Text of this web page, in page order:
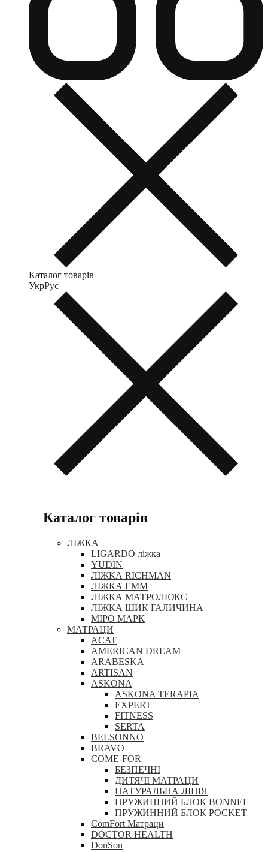
Каталог товарів
УкрРус
Каталог товарів
ЛІЖКА
LIGARDO ліжка
YUDIN
ЛІЖКА RICHMAN
ЛІЖКА ЕММ
ЛІЖКА МАТРОЛЮКС
ЛІЖКА ШИК ГАЛИЧИНА
МІРО МАРК
МАТРАЦИ
ACAT
AMERICAN DREAM
ARABESKA
ARTISAN
ASKONA
ASKONA TERAPIA
EXPERT
FITNESS
SERTA
BELSONNO
BRAVO
COME-FOR
БЕЗПЕЧНІ
ДИТЯЧІ МАТРАЦИ
НАТУРАЛЬНА ЛІНІЯ
ПРУЖИННИЙ БЛОК BONNEL
ПРУЖИННИЙ БЛОК POCKET
ComFort Матраци
DOCTOR HEALTH
DonSon